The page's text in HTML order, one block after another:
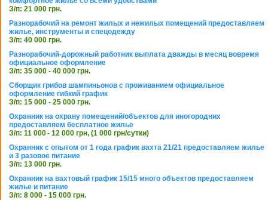
З/п: 21 000 грн.
Разнорабочий на ремонт жилых и нежилых помещений предоставляем
жилье, инструменты и спецодежду
З/п: 40 000 грн.
Разнорабочий-дорожный работник выплата дважды в месяц вовремя
официальное оформление
З/п: 35 000 - 40 000 грн.
Сборщик грибов шампиньонов с проживанием официальное
оформление гибкий график
З/п: 15 000 - 25 000 грн.
Охранник на охрану помещений/объектов для иногородних
предоставляем бесплатное жилье
З/п: 11 000 - 12 000 грн, (1 000 грн/сутки)
Охранник с опытом от 1 года график вахта 21/21 предоставляем жилье
и 3 разовое питание
З/п: 13 000 грн.
Охранник на вахтовый график 15/15 много объектов предоставляем
жилье и питание
З/п: 8 000 - 15 000 грн.